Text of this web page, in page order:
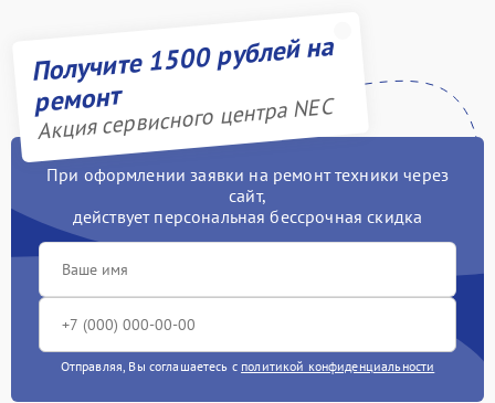
Получите 1500 рублей на
ремонт
Акция сервисного центра NEC
При оформлении заявки на ремонт техники через
сайт,
действует персональная бессрочная скидка
Отправляя, Вы соглашаетесь с политикой конфиденциальности